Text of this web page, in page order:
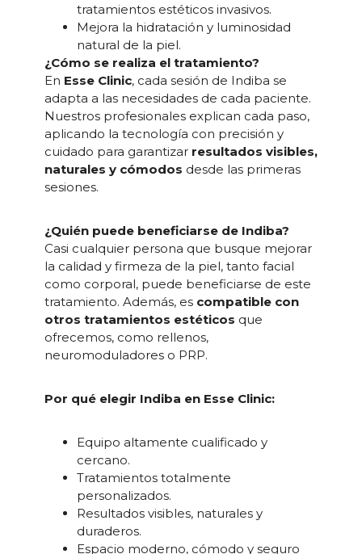
tratamientos estéticos invasivos.
Mejora la hidratación y luminosidad
natural de la piel.
¿Cómo se realiza el tratamiento?
En Esse Clinic, cada sesión de Indiba se
adapta a las necesidades de cada paciente.
Nuestros profesionales explican cada paso,
aplicando la tecnología con precisión y
cuidado para garantizar resultados visibles,
naturales y cómodos desde las primeras
sesiones.
¿Quién puede beneficiarse de Indiba?
Casi cualquier persona que busque mejorar
la calidad y firmeza de la piel, tanto facial
como corporal, puede beneficiarse de este
tratamiento. Además, es compatible con
otros tratamientos estéticos que
ofrecemos, como rellenos,
neuromoduladores o PRP.
Por qué elegir Indiba en Esse Clinic:
Equipo altamente cualificado y
cercano.
Tratamientos totalmente
personalizados.
Resultados visibles, naturales y
duraderos.
Espacio moderno, cómodo y seguro